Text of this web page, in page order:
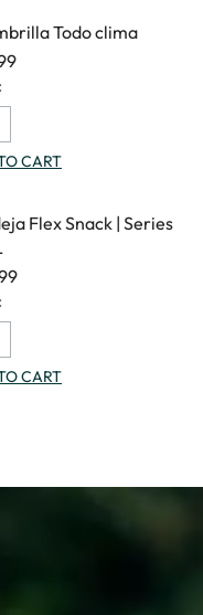
Todo clima
CART
Flex Snack | Series
CART